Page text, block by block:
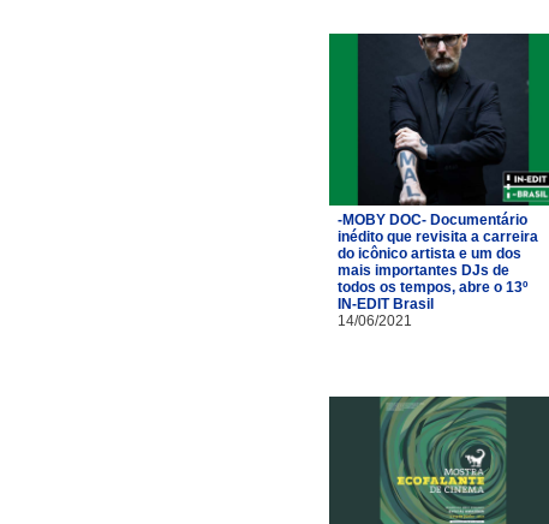
-MOBY DOC- Documentário
inédito que revisita a carreira
do icônico artista e um dos
mais importantes DJs de
todos os tempos, abre o 13º
IN-EDIT Brasil
14/06/2021